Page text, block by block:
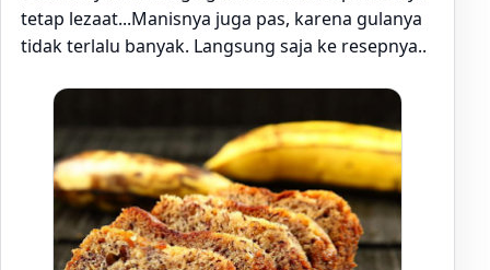
tetap lezaat...Manisnya juga pas, karena gulanya
tidak terlalu banyak. Langsung saja ke resepnya..